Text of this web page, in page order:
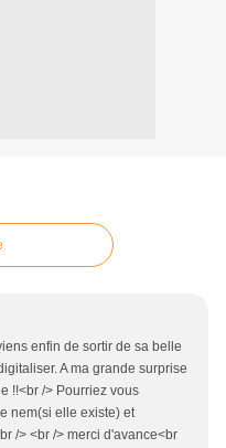
enfin de sortir de sa belle
A ma grande surprise
!!<br /> Pourriez vous
nem(si elle existe) et
/> <br /> merci d'avance<br